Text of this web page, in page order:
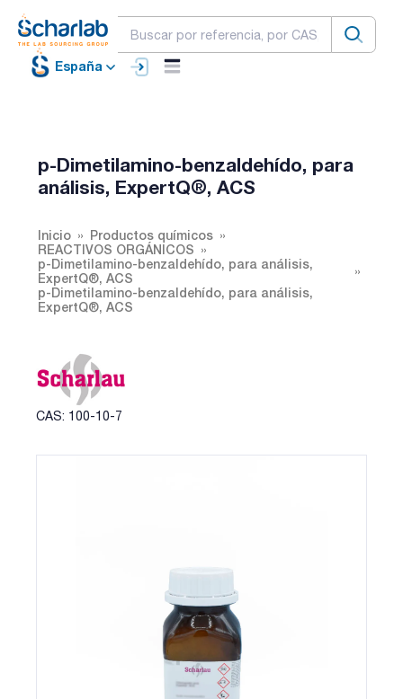
España
p-Dimetilamino-benzaldehído, para
análisis, ExpertQ®, ACS
Inicio
Productos químicos
REACTIVOS ORGÁNICOS
p-Dimetilamino-benzaldehído, para análisis,
ExpertQ®, ACS
p-Dimetilamino-benzaldehído, para análisis,
ExpertQ®, ACS
CAS: 100-10-7